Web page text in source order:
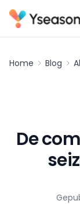
Home Blog
De